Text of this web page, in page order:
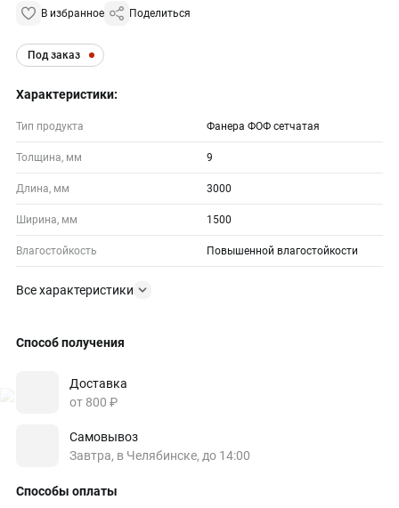
В избранное Поделиться
Под заказ
Характеристики:
Тип продукта Фанера ФОФ сетчатая
Толщина, мм 9
Длина, мм 3000
Ширина, мм 1500
Влагостойкость Повышенной влагостойкости
Все характеристики
Способ получения
Доставка
от 800 ₽
Самовывоз
Завтра, в Челябинске, до 14:00
Способы оплаты